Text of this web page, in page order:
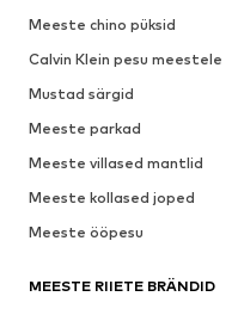
Meeste chino püksid
Calvin Klein pesu meestele
Mustad särgid
Meeste parkad
Meeste villased mantlid
Meeste kollased joped
Meeste ööpesu
MEESTE RIIETE BRÄNDID